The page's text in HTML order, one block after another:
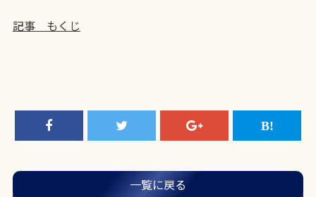
記事 もくじ
一覧に戻る